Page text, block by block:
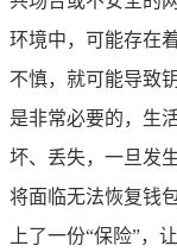
环境中，可能存在
不慎，就可能导致
是非常必要的，生
坏、丢失，一旦发
将面临无法恢复钱
上了一份“保险”，